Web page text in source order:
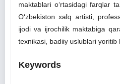
maktablari o‘rtasidagi farqlar
O‘zbekiston xalq artisti,
ijodi va ijrochilik maktabiga
texnikasi, badiiy uslublari yoritib
Keywords